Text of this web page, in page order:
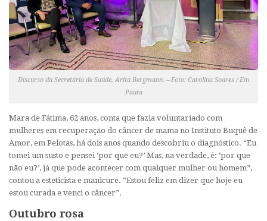
Discurso da Secretária de Saúde, Arita Bergmann. – Foto: Carolina Soares / Em
Pauta
Mara de Fátima, 62 anos, conta que fazia voluntariado com
mulheres em recuperação do câncer de mama no Instituto Buquê de
Amor, em Pelotas, há dois anos quando descobriu o diagnóstico. “Eu
tomei um susto e pensei ‘por que eu?’ Mas, na verdade, é: ‘por que
não eu?’, já que pode acontecer com qualquer mulher ou homem”,
contou a esteticista e manicure. “Estou feliz em dizer que hoje eu
estou curada e venci o câncer”.
Outubro rosa